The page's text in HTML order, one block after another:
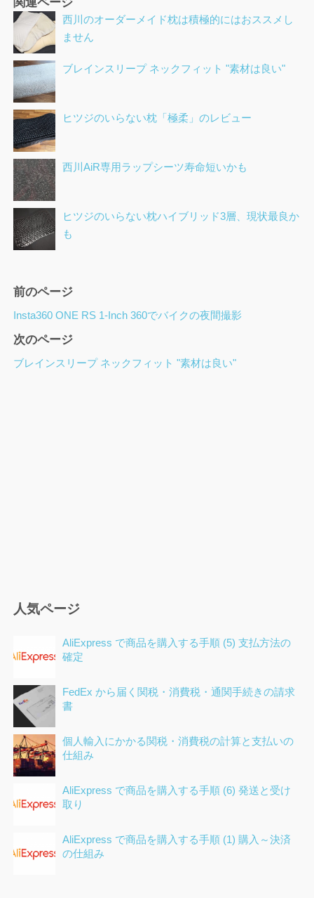
西川のオーダーメイド枕は積極的にはおススメし
ません
ブレインスリープ ネックフィット "素材は良い"
ヒツジのいらない枕「極柔」のレビュー
西川AiR専用ラップシーツ寿命短いかも
ヒツジのいらない枕ハイブリッド3層、現状最良か
も
ペ
ー
ナ
ビ
前のページ
Insta360 ONE RS 1-Inch 360でバイクの夜間撮影
次のページ
ブレインスリープ ネックフィット "素材は良い"
人気ページ
AliExpress で商品を購入する手順 (5) 支払方法の
確定
FedEx から届く関税・消費税・通関手続きの請求
書
個人輸入にかかる関税・消費税の計算と支払いの
仕組み
AliExpress で商品を購入する手順 (6) 発送と受け
取り
AliExpress で商品を購入する手順 (1) 購入～決済
の仕組み